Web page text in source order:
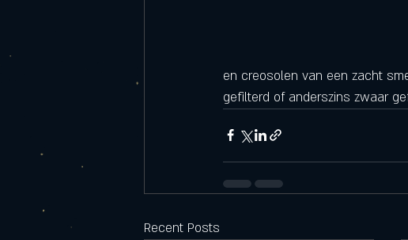
en creosolen van een zacht
gefilterd of anderszins zwaar
Recent Posts